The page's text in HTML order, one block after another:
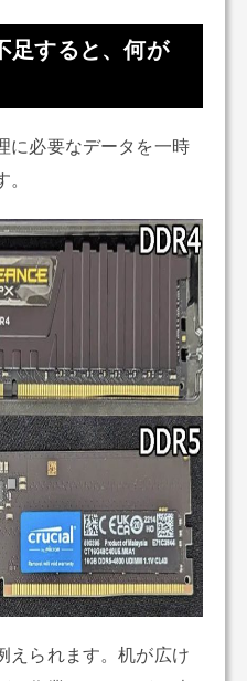
足すると、何が
に必要なデータを一時
えられます。机が広け